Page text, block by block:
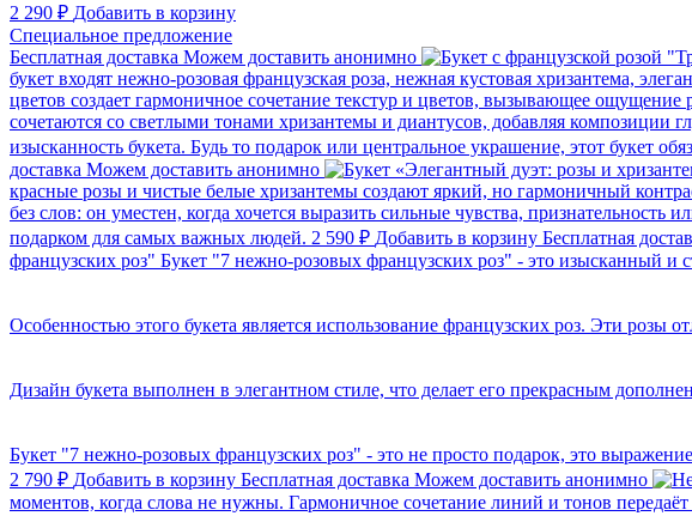
2 290 ₽ Добавить в корзину
Cпециальное предложение
Бесплатная доставка Можем доставить анонимно
букет входят нежно-розовая французская роза, нежная кустовая хризантема,
цветов создает гармоничное сочетание текстур и цветов, вызывающее
сочетаются со светлыми тонами хризантемы и диантусов, добавляя
изысканность букета. Будь то подарок или центральное украшение, этот букет
доставка Можем доставить анонимно
красные розы и чистые белые хризантемы создают яркий, но гармоничный
без слов: он уместен, когда хочется выразить сильные чувства,
подарком для самых важных людей. 2 590 ₽ Добавить в корзину Бесплатная
французских роз" Букет "7 нежно-розовых французских роз" - это изысканный и
Особенностью этого букета является использование французских роз. Эти
Дизайн букета выполнен в элегантном стиле, что делает его прекрасным
Букет "7 нежно-розовых французских роз" - это не просто подарок, это
2 790 ₽ Добавить в корзину Бесплатная доставка Можем доставить анонимно
моментов, когда слова не нужны. Гармоничное сочетание линий и тонов